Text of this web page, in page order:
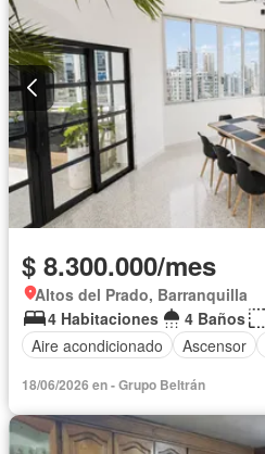
$ 8.300.000/mes
Altos del Prado, Barranquilla
4 Habitaciones
4 Baños
Aire acondicionado
Ascensor
18/06/2026 en - Grupo Beltrán